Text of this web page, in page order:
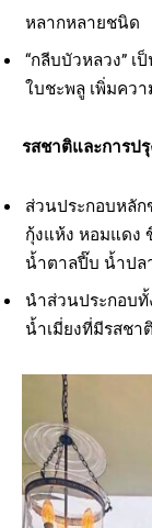
หลากหลายชนิด
“กลีบบัวหลวง”
ใบชะพลู เพิ่มคว
รสชาติและการปรุ
ส่วนประกอบหลัก
กุ้งแห้ง หอมแดง
น้ำตาลปี๊บ น้ำปล
นำส่วนประกอบ
น้ำเมี่ยงที่มีรสชา